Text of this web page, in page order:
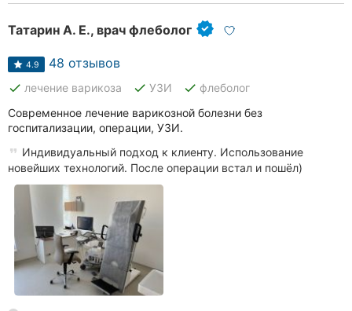
Татарин А. Е., врач флеболог
4.9 48 отзывов
done лечение варикоза done УЗИ done флеболог
Современное лечение варикозной болезни без
госпитализации, операции, УЗИ.
Индивидуальный подход к клиенту. Использование
новейших технологий. После операции встал и пошёл)